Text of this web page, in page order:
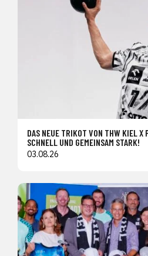
DAS NEUE TRIKOT VON THW KIEL X
SCHNELL UND GEMEINSAM STARK!
03.08.26